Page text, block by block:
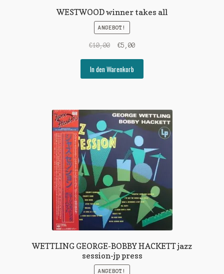
WESTWOOD winner takes all
ANGEBOT!
€10,00
Ursprünglicher
war:
€10,00
€5,00Aktueller
€5,00.
In den Warenkorb
WETTLING GEORGE-BOBBY HACKETT jazz
session-jp press
ANGEBOT!